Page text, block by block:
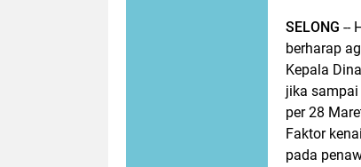
SELONG --
berharap
Kepala
jika
per 28
Faktor
pada